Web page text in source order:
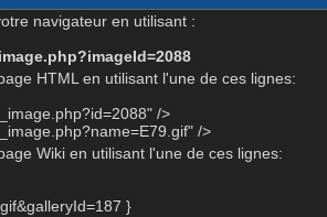
navigateur en utilisant :
HTML en utilisant l'une de ces lignes:
/>
/>
Wiki en utilisant l'une de ces lignes:
}